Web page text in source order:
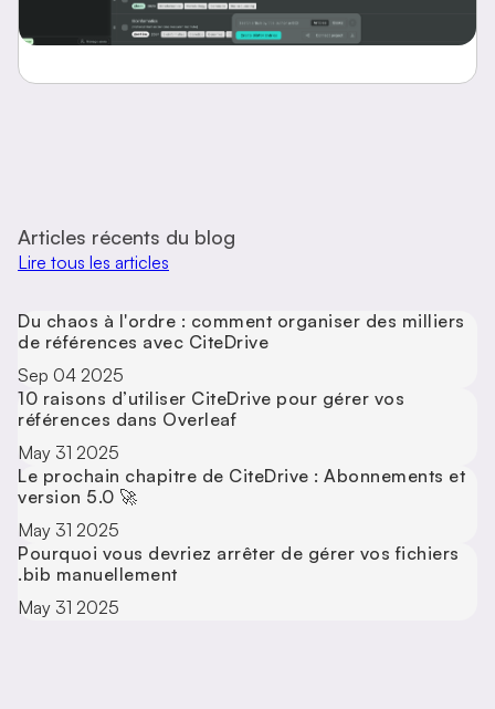
Articles récents du blog
Lire tous les articles
Du chaos à l'ordre : comment organiser des milliers
de références avec CiteDrive
Sep 04 2025
10 raisons d’utiliser CiteDrive pour gérer vos
références dans Overleaf
May 31 2025
Le prochain chapitre de CiteDrive : Abonnements et
version 5.0 🚀
May 31 2025
Pourquoi vous devriez arrêter de gérer vos fichiers
.bib manuellement
May 31 2025